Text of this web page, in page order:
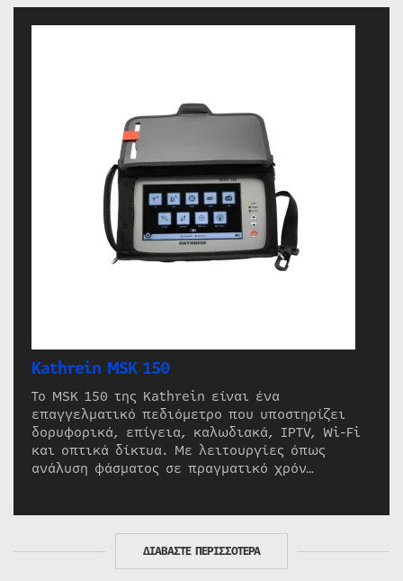
Kathrein MSK 150
Το MSK 150 της Kathrein είναι ένα
επαγγελματικό πεδιόμετρο που υποστηρίζει
δορυφορικά, επίγεια, καλωδιακά, IPTV, Wi-Fi
και οπτικά δίκτυα. Με λειτουργίες όπως
ανάλυση φάσματος σε πραγματικό χρόν…
ΔΙΑΒΑΣΤΕ ΠΕΡΙΣΣΟΤΕΡΑ